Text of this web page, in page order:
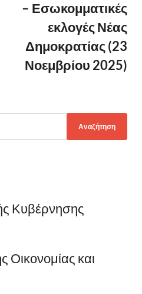
– Εσωκομματικές
εκλογές Νέας
Δημοκρατίας (23
Νοεμβρίου 2025)
Κυβέρνησης
Οικονομίας και